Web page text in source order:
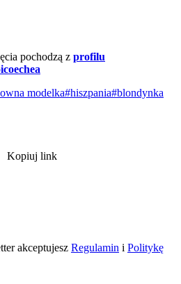
pochodzą z profilu
modelka#hiszpania#blondynka
Kopiuj link
akceptujesz Regulamin i Politykę